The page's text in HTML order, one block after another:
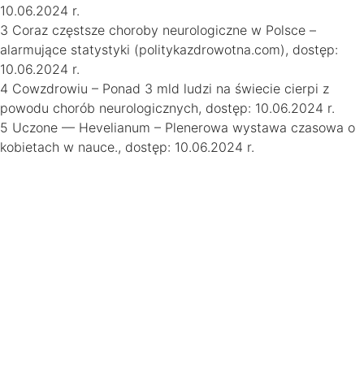
10.06.2024 r.
3 Coraz częstsze choroby neurologiczne w Polsce –
alarmujące statystyki (politykazdrowotna.com), dostęp:
10.06.2024 r.
4 Cowzdrowiu – Ponad 3 mld ludzi na świecie cierpi z
powodu chorób neurologicznych, dostęp: 10.06.2024 r.
5 Uczone — Hevelianum – Plenerowa wystawa czasowa o
kobietach w nauce., dostęp: 10.06.2024 r.